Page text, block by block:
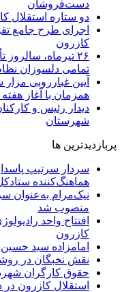
دست‌فروشان
دو ستاره استقلال
اجرای طرح جامع
کازرون
۲۶ تیرماه،
تمامی دلسوزان نظام
آیین غبارروبی
همزمان با آغاز
دیدار رئیس و
شهرستان
پربازدیدترین ها
سردار سرتیپ
هماهنگ‌کننده
نیک‌مرام به‌عنوان
منصوب شد
افتتاح واحد
کازرون
امامزاده سید حسین
نقش نخبگان در
حقوق کارگران
استقلال کازرون